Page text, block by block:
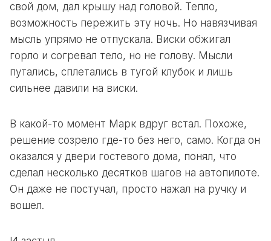
свой дом, дал крышу над головой. Тепло,
возможность пережить эту ночь. Но навязчивая
мысль упрямо не отпускала. Виски обжигал
горло и согревал тело, но не голову. Мысли
путались, сплетались в тугой клубок и лишь
сильнее давили на виски.
В какой-то момент Марк вдруг встал. Похоже,
решение созрело где-то без него, само. Когда он
оказался у двери гостевого дома, понял, что
сделал несколько десятков шагов на автопилоте.
Он даже не постучал, просто нажал на ручку и
вошел.